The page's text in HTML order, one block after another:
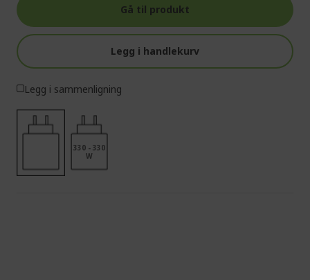
Gå til produkt
Legg i handlekurv
Legg i sammenligning
330 - 330
W